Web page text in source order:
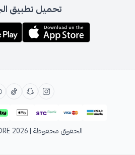
تحميل تطبيق
الحقوق محفوظة | 2026